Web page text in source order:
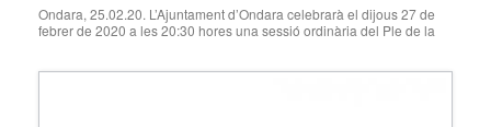
Ondara, 25.02.20. L’Ajuntament d’Ondara celebrarà el dijous 27 de
febrer de 2020 a les 20:30 hores una sessió ordinària del Ple de la